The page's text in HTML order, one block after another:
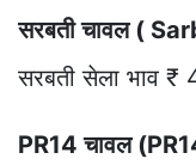
सरबती चावल (
सरबती सेला भाव
PR14 चावल